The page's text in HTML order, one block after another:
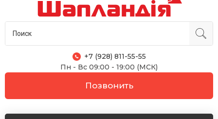
+7 (928) 811-55-55
Пн - Вс 09:00 - 19:00 (МСК)
Позвонить